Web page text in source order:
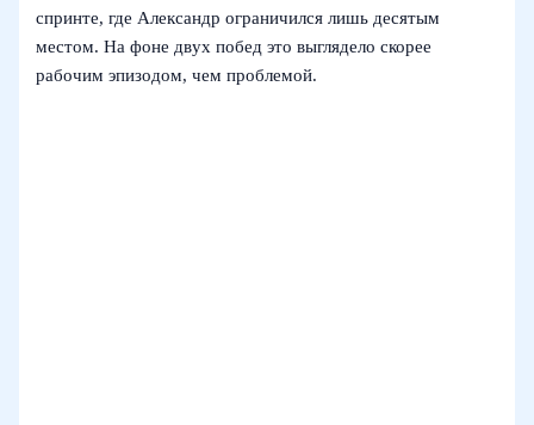
спринте, где Александр ограничился лишь десятым
местом. На фоне двух побед это выглядело скорее
рабочим эпизодом, чем проблемой.